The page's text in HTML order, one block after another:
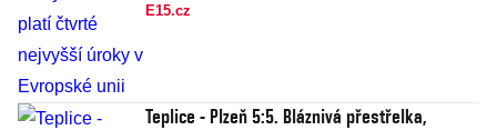
E15.cz
Teplice - Plzeň 5:5. Bláznivá přestřelka,